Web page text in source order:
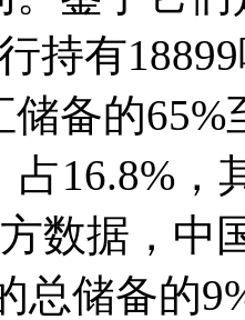
持有
备的
占16.8%，
数据，中
总储备的